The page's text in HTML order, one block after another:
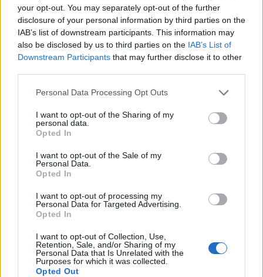
your opt-out. You may separately opt-out of the further
disclosure of your personal information by third parties on the
IAB’s list of downstream participants. This information may
also be disclosed by us to third parties on the IAB’s List of
Downstream Participants that may further disclose it to other
Personal Data Processing Opt Outs
I want to opt-out of the Sharing of my
personal data.
Opted In
I want to opt-out of the Sale of my
Personal Data.
Opted In
I want to opt-out of processing my
Personal Data for Targeted Advertising.
Opted In
I want to opt-out of Collection, Use,
Retention, Sale, and/or Sharing of my
Personal Data that Is Unrelated with the
Purposes for which it was collected.
Opted Out
wenn Du in diesem Forum aktiv an den
Gesprächen teilnehmen oder eigene Themen
starten möchtest, musst Du Dich bitte zunächst
im Spiel einloggen. Falls Du noch keinen
Wir freuen uns auf Deinen nächsten Besuch in
unserem Forum!„Zum Spiel“
Apronia
mono.63
Beiträge: 3.675 Zustimmungen: 5.877 Punkte für Erfolge: 4.100
Wirbelsturm
Beiträge:
356 Zustimmungen: 907 Punkte für Erfolge:
wahmar